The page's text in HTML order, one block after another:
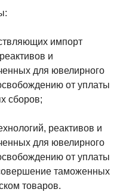
импорт
и
для ювелирного
от уплаты
сборов;
реактивов и
для ювелирного
от уплаты
таможенных
товаров.